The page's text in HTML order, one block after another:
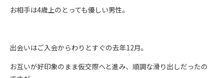
お相手は4歳上のとっても優しい男性。
出会いはご入会からわりとすぐの去年12月。
お互いが好印象のまま仮交際へと進み、順調な滑り出しだったの